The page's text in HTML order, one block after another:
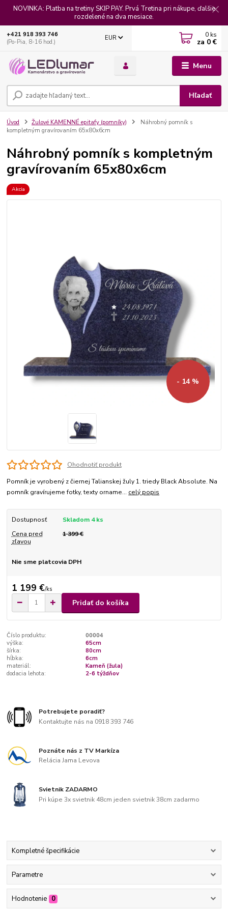
NOVINKA: Platba na tretiny SKIP PAY. Prvá Tretina pri nákupe, ďalšie
rozdelené na dva mesiace.
Menu
EUR
Hľadať
+421 918 393 746
(Po-Pia, 8-16 hod.)
0 ks
za 0 €
Úvod Žulové KAMENNÉ epitafy (pomníky)
Náhrobný pomník s
kompletným gravírovaním 65x80x6cm
Náhrobný pomník s kompletným
gravírovaním 65x80x6cm
Akcia
- 14 %
Ohodnotiť produkt
Pomník je vyrobený z čiernej Talianskej žuly 1. triedy Black Absolute. Na
pomník gravírujeme fotky, texty orname... celý popis
Dostupnosť
Skladom 4 ks
Cena pred
zľavou
1 399 €
Nie sme platcovia DPH
1 199 €/ks
Pridať do košíka
Číslo produktu:
00004
výška:
65cm
šírka:
80cm
hĺbka:
6cm
materiál:
Kameň (žula)
dodacia lehota:
2-6 týždňov
Potrebujete poradiť?
Kontaktujte nás na 0918 393 746
Poznáte nás z TV Markíza
Relácia Jama Levova
Svietnik ZADARMO
Pri kúpe 3x svietnik 48cm jeden svietnik 38cm zadarmo
Kompletné špecifikácie
Parametre
Hodnotenie 0